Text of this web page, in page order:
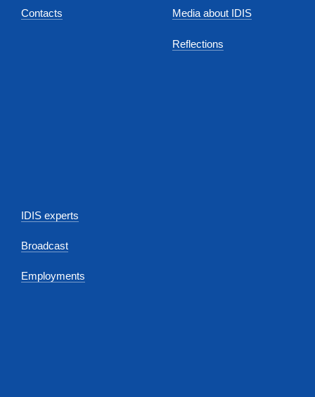
Contacts Media about IDIS
Reflections
IDIS experts
Broadcast
Employments